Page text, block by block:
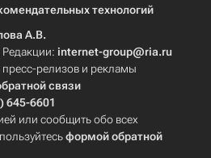
технологий
А.В.
internet-group@ria.ru
релизов и рекламы
связи
645-6601
или сообщить обо всех
формой обратной